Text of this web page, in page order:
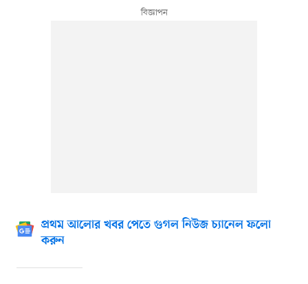
প্রথম আলোর খবর পেতে গুগল নিউজ চ্যানেল ফলো
করুন